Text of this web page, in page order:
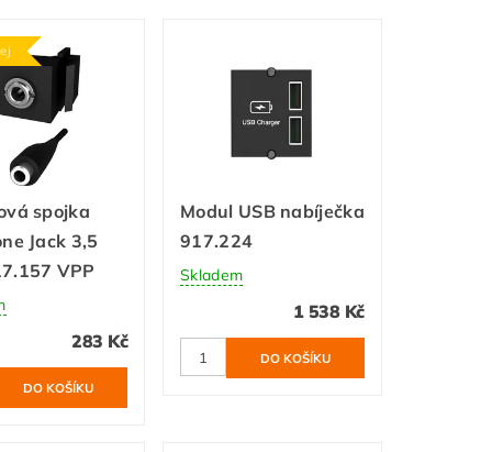
spojka
Jack 3,5
VPP
283 Kč
Modul USB nabíječka
917.224
Skladem
1 538 Kč